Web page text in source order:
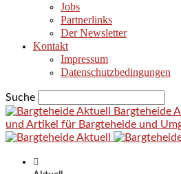
Jobs
Partnerlinks
Der Newsletter
Kontakt
Impressum
Datenschutzbedingungen
Suche
Bargteheide
und Artikel für Bargteheide und